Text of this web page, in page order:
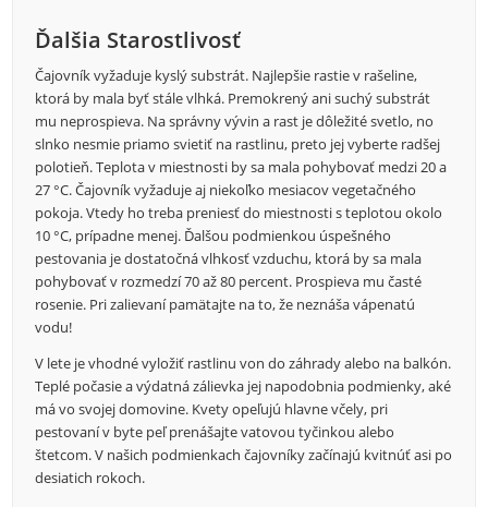
Ďalšia Starostlivosť
Čajovník vyžaduje kyslý substrát. Najlepšie rastie v rašeline,
ktorá by mala byť stále vlhká. Premokrený ani suchý substrát
mu neprospieva. Na správny vývin a rast je dôležité svetlo, no
slnko nesmie priamo svietiť na rastlinu, preto jej vyberte radšej
polotieň. Teplota v miestnosti by sa mala pohybovať medzi 20 a
27 °C. Čajovník vyžaduje aj niekoľko mesiacov vegetačného
pokoja. Vtedy ho treba preniesť do miestnosti s teplotou okolo
10 °C, prípadne menej. Ďalšou podmienkou úspešného
pestovania je dostatočná vlhkosť vzduchu, ktorá by sa mala
pohybovať v rozmedzí 70 až 80 percent. Prospieva mu časté
rosenie. Pri zalievaní pamätajte na to, že neznáša vápenatú
vodu!
V lete je vhodné vyložiť rastlinu von do záhrady alebo na balkón.
Teplé počasie a výdatná zálievka jej napodobnia podmienky, aké
má vo svojej domovine. Kvety opeľujú hlavne včely, pri
pestovaní v byte peľ prenášajte vatovou tyčinkou alebo
štetcom. V našich podmienkach čajovníky začínajú kvitnúť asi po
desiatich rokoch.